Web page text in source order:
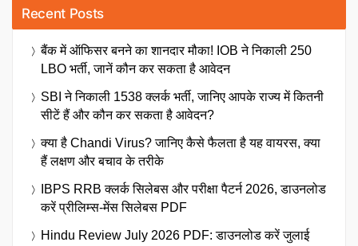
Recent Posts
बैंक में ऑफिसर बनने का शानदार मौका! IOB ने निकाली 250
LBO भर्ती, जानें कौन कर सकता है आवेदन
SBI ने निकाली 1538 क्लर्क भर्ती, जानिए आपके राज्य में कितनी
सीटें हैं और कौन कर सकता है आवेदन?
क्या है Chandi Virus? जानिए कैसे फैलता है यह वायरस, क्या
हैं लक्षण और बचाव के तरीके
IBPS RRB क्लर्क सिलेबस और परीक्षा पैटर्न 2026, डाउनलोड
करें प्रीलिम्स-मेंस सिलेबस PDF
Hindu Review July 2026 PDF: डाउनलोड करें जुलाई